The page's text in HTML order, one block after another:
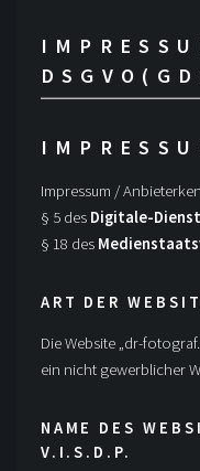
Impressum /
§ 5 des Digitale-
§ 18 des
ART DER
Die Website „dr-
ein nicht gewerblicher
NAME DES
V.I.S.D.P.